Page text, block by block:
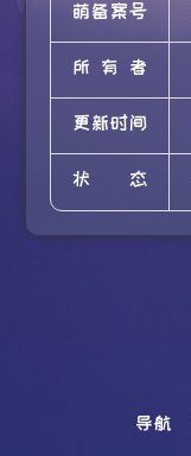
萌备案号
所有者
更新时间
状态
导航